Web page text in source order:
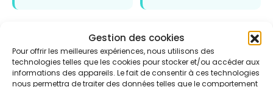
Gestion des cookies
Pour offrir les meilleures expériences, nous utilisons des
technologies telles que les cookies pour stocker et/ou accéder aux
informations des appareils. Le fait de consentir à ces technologies
nous permettra de traiter des données telles que le comportement
Voir l'annuaire complet sur CrossFit.com →